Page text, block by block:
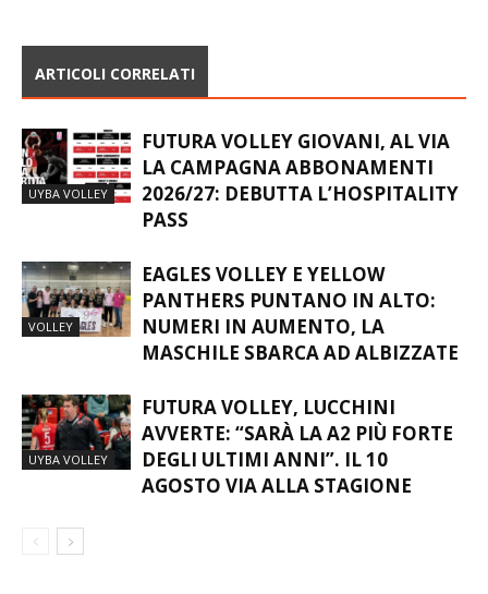
ARTICOLI CORRELATI
UYBA VOLLEY
FUTURA VOLLEY GIOVANI, AL VIA
LA CAMPAGNA ABBONAMENTI
2026/27: DEBUTTA L’HOSPITALITY
PASS
VOLLEY
EAGLES VOLLEY E YELLOW
PANTHERS PUNTANO IN ALTO:
NUMERI IN AUMENTO, LA
MASCHILE SBARCA AD ALBIZZATE
UYBA VOLLEY
FUTURA VOLLEY, LUCCHINI
AVVERTE: “SARÀ LA A2 PIÙ FORTE
DEGLI ULTIMI ANNI”. IL 10
AGOSTO VIA ALLA STAGIONE